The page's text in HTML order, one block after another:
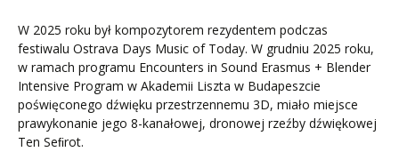
W 2025 roku był kompozytorem rezydentem podczas
festiwalu Ostrava Days Music of Today. W grudniu 2025 roku,
w ramach programu Encounters in Sound Erasmus + Blender
Intensive Program w Akademii Liszta w Budapeszcie
poświęconego dźwięku przestrzennemu 3D, miało miejsce
prawykonanie jego 8-kanałowej, dronowej rzeźby dźwiękowej
Ten Seﬁrot.